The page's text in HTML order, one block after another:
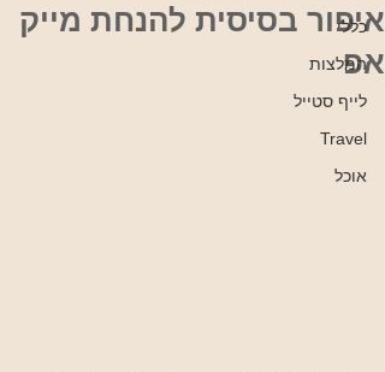
כללי
המלצות
לייף סטייל
Travel
אוכל
איפור בסיסית להנחת מייק
אפ